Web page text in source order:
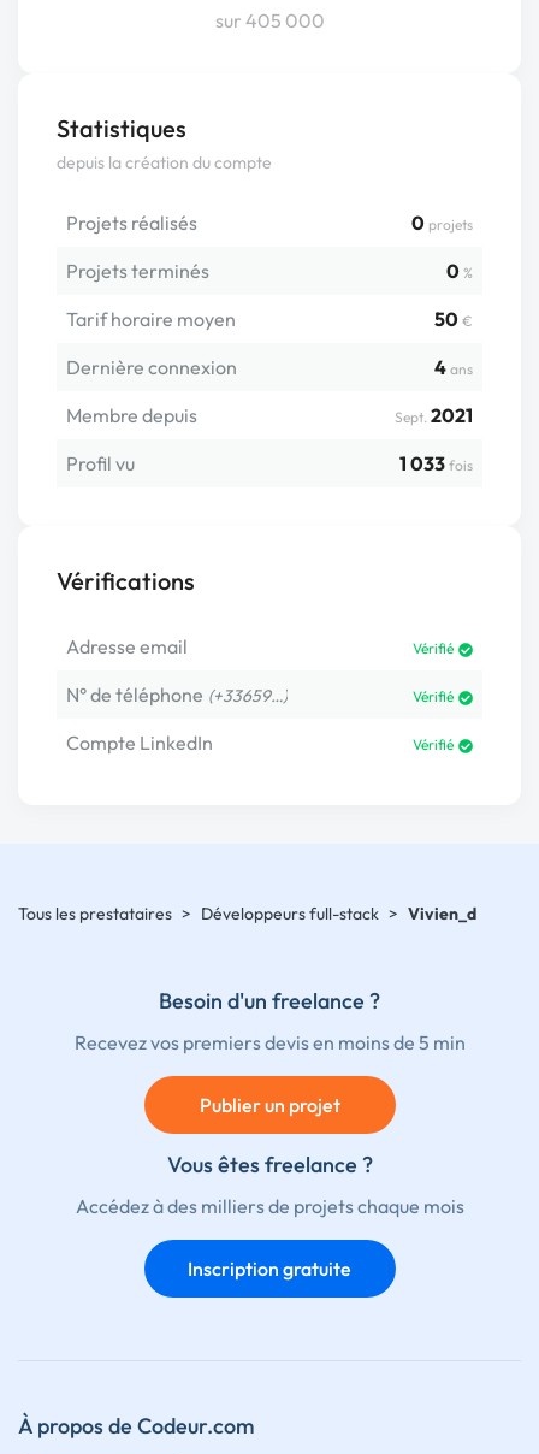
sur 405 000
Statistiques
depuis la création du compte
Projets réalisés 0 projets
Projets terminés 0 %
Tarif horaire moyen 50 €
Dernière connexion 4 ans
Membre depuis Sept. 2021
Profil vu
1 033 fois
Vérifications
Adresse email Vérifié
N° de téléphone (+33659…) Vérifié
Compte LinkedIn Vérifié
Tous les prestataires > Développeurs full-stack > Vivien_d
Besoin d'un freelance ?
Recevez vos premiers devis en moins de 5 min
Publier un projet
Vous êtes freelance ?
Accédez à des milliers de projets chaque mois
Inscription gratuite
À propos de Codeur.com